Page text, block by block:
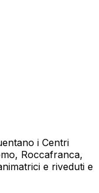
i Centri
Roccafranca,
e riveduti e